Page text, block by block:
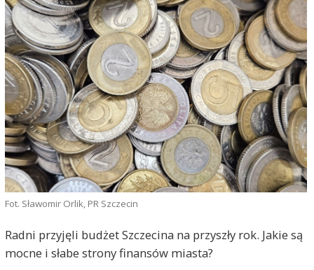
Fot. Sławomir Orlik, PR Szczecin
Radni przyjęli budżet Szczecina na przyszły rok. Jakie są
mocne i słabe strony finansów miasta?